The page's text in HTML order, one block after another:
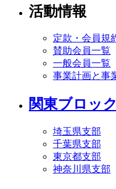
活動情報
定款・会員規
賛助会員一覧
一般会員一覧
事業計画と事
関東ブロッ
埼玉県支部
千葉県支部
東京都支部
神奈川県支部